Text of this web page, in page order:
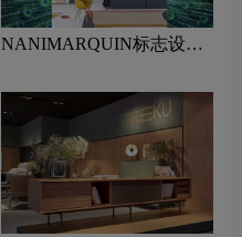
NANIMARQUIN标志设计